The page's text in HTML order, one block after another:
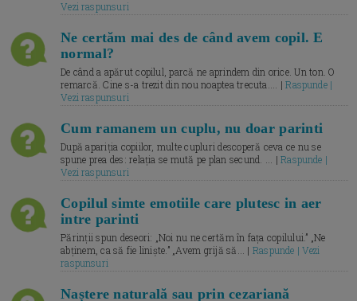
Vezi raspunsuri
Ne certăm mai des de când avem copil. E
normal?
De când a apărut copilul, parcă ne aprindem din orice. Un ton. O
remarcă. Cine s-a trezit din nou noaptea trecuta.... |Raspunde |
Vezi raspunsuri
Cum ramanem un cuplu, nu doar parinti
După apariția copiilor, multe cupluri descoperă ceva ce nu se
spune prea des: relația se mută pe plan secund. ... |Raspunde |
Vezi raspunsuri
Copilul simte emotiile care plutesc in aer
intre parinti
Părinții spun deseori: „Noi nu ne certăm în fața copilului.” „Ne
abținem, ca să fie liniște.” „Avem grijă să... | Raspunde | Vezi
raspunsuri
Naștere naturală sau prin cezariană